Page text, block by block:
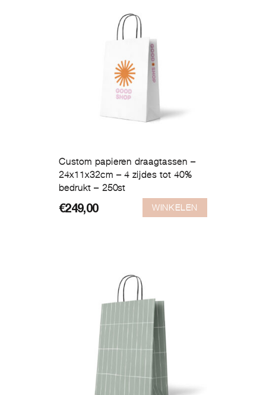
Custom papieren draagtassen –
24x11x32cm – 4 zijdes tot 40%
bedrukt – 250st
€249,00 WINKELEN